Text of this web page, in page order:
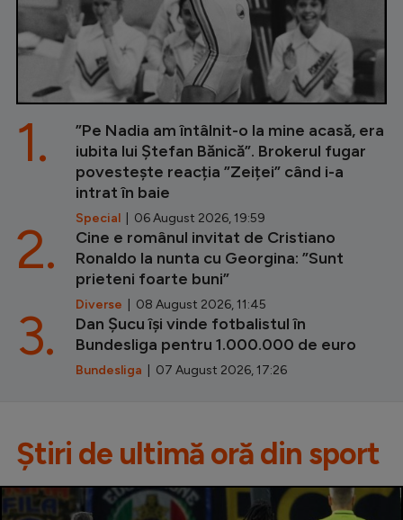
”Pe Nadia am întâlnit-o la mine acasă, era
iubita lui Ștefan Bănică”. Brokerul fugar
povestește reacția ”Zeiței” când i-a
intrat în baie
Special | 06 August 2026, 19:59
1.
Cine e românul invitat de Cristiano
Ronaldo la nunta cu Georgina: ”Sunt
prieteni foarte buni”
Diverse | 08 August 2026, 11:45
2.
Dan Șucu își vinde fotbalistul în
Bundesliga pentru 1.000.000 de euro
Bundesliga | 07 August 2026, 17:26
3.
Știri de ultimă oră din sport